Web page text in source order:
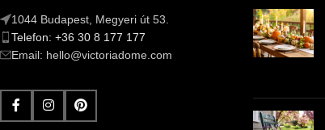
1044 Budapest, Megyeri út 53.
Telefon: +36 30 8 177 177
Email: hello@victoriadome.com